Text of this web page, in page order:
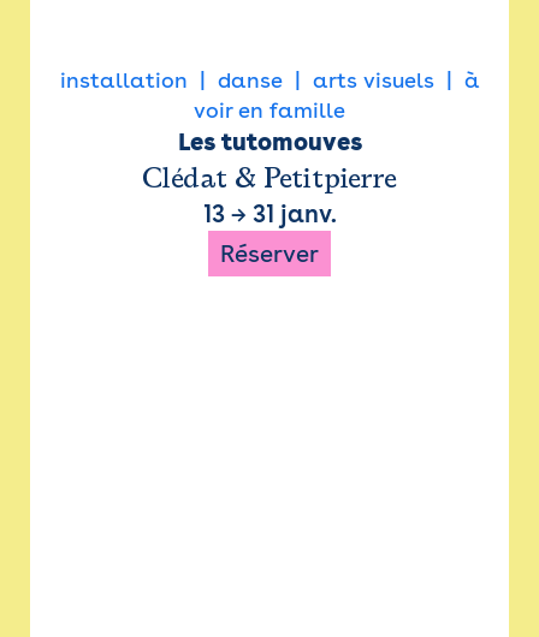
installation danse arts visuels
à
voir en famille
Les tutomouves
Clédat & Petitpierre
13→ 31 janv.
Réserver